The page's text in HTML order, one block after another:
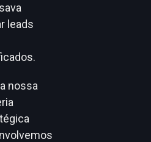
leads
nossa